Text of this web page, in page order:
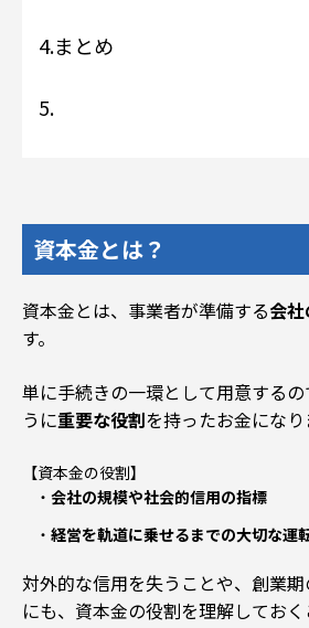
4.まとめ
5.
資本金とは？
資本金とは、 事業者が準備する会
す。
単に手続きの一環として用意する
うに重要な役割を持ったお金になり
【資本金の役割】
会社の規模や社会的信用の指標
経営を軌道に乗せるまでの大切な運
対外的な信用を失うことや、創業
にも、 資本金の役割を理解してお